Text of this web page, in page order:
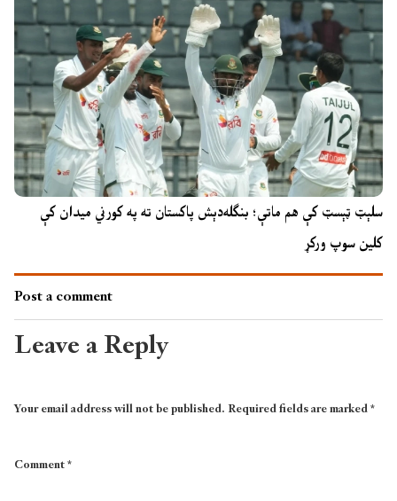
سلېټ ټېسټ کې هم ماتې؛ بنګله‌دېش پاکستان ته په کورني میدان کې
کلین سوپ ورکړ
Post a comment
Leave a Reply
Your email address will not be published.Required fields are marked*
Comment*